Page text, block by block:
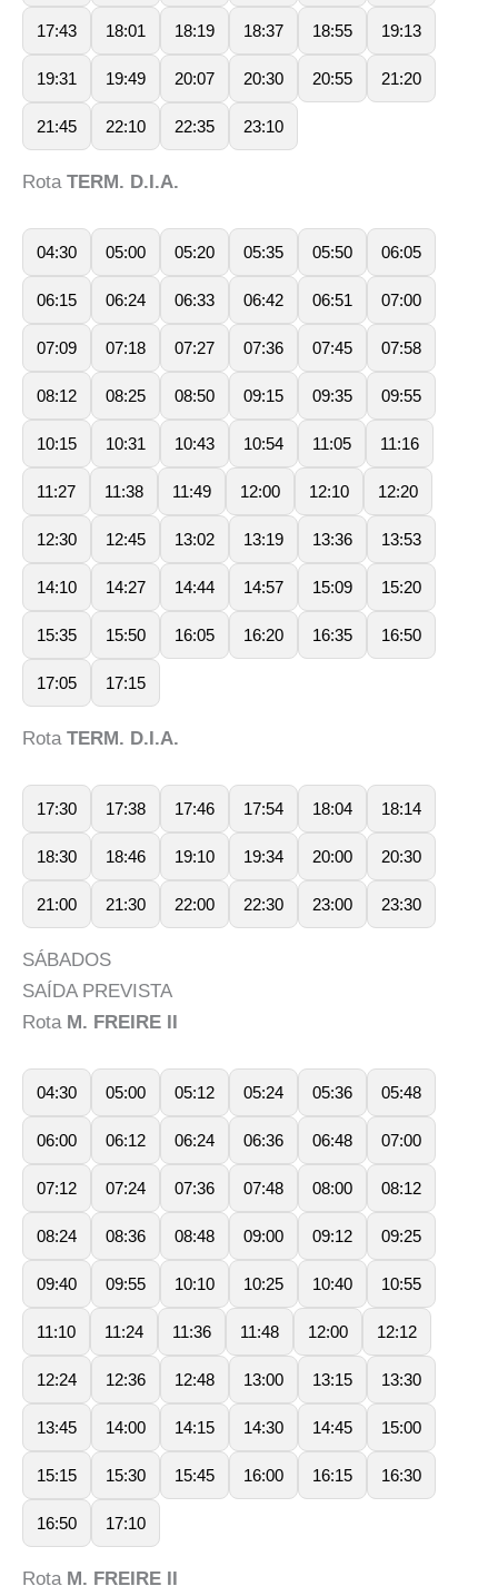
17:43 18:01 18:19 18:37 18:55 19:13
19:31 19:49 20:07 20:30 20:55 21:20
21:45 22:10 22:35 23:10
Rota TERM. D.I.A.
04:30 05:00 05:20 05:35 05:50 06:05
06:15 06:24 06:33 06:42 06:51 07:00
07:09 07:18 07:27 07:36 07:45 07:58
08:12 08:25 08:50 09:15 09:35 09:55
10:15 10:31 10:43 10:54 11:05 11:16
11:27 11:38 11:49 12:00 12:10 12:20
12:30 12:45 13:02 13:19 13:36 13:53
14:10 14:27 14:44 14:57 15:09 15:20
15:35 15:50 16:05 16:20 16:35 16:50
17:05 17:15
Rota TERM. D.I.A.
17:30 17:38 17:46 17:54 18:04 18:14
18:30 18:46 19:10 19:34 20:00 20:30
21:00 21:30 22:00 22:30 23:00 23:30
SÁBADOS
SAÍDA PREVISTA
Rota M. FREIRE II
04:30 05:00 05:12 05:24 05:36 05:48
06:00 06:12 06:24 06:36 06:48 07:00
07:12 07:24 07:36 07:48 08:00 08:12
08:24 08:36 08:48 09:00 09:12 09:25
09:40 09:55 10:10 10:25 10:40 10:55
11:10 11:24 11:36 11:48 12:00 12:12
12:24 12:36 12:48 13:00 13:15 13:30
13:45 14:00 14:15 14:30 14:45 15:00
15:15 15:30 15:45 16:00 16:15 16:30
16:50 17:10
Rota M. FREIRE II